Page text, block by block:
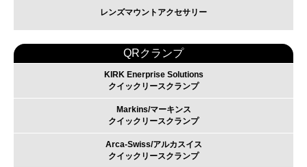
レンズマウントアクセサリー
QRクランプ
KIRK Enerprise Solutions
クイックリースクランプ
Markins/マーキンス
クイックリースクランプ
Arca-Swiss/アルカスイス
クイックリースクランプ